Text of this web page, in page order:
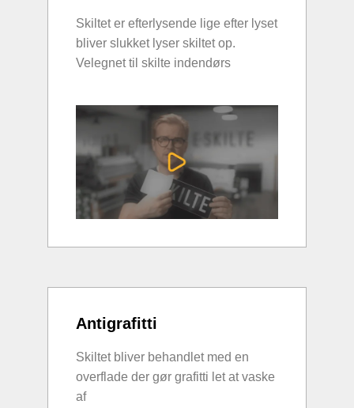
Skiltet er efterlysende lige efter lyset
bliver slukket lyser skiltet op.
Velegnet til skilte indendørs
Antigrafitti
Skiltet bliver behandlet med en
overflade der gør grafitti let at vaske
af